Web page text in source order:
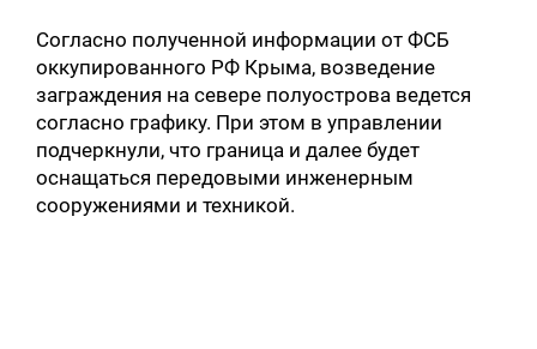
Согласно полученной информации от ФСБ
оккупированного РФ Крыма, возведение
заграждения на севере полуострова ведется
согласно графику. При этом в управлении
подчеркнули, что граница и далее будет
оснащаться передовыми инженерным
сооружениями и техникой.